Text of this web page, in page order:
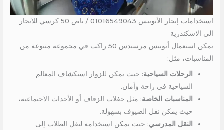
استخدامات إيجار الأتوبيس 01016549043 / باص 50 كرسي للايجار
الي الاسكندرية
يمكن استعمال أتوبيس مرسيدس 50 راكب في مجموعة متنوعة من
المناسبات، مثل:
الرحلات السياحية: حيث يمكن للزوار استكشاف المعالم
السياحية في راحة وأمان.
المناسبات الخاصة: مثل حفلات الزفاف أو الأحداث الاجتماعية،
حيث يمكن نقل الضيوف بسهولة.
النقل المدرسي: حيث يمكن استخدامه لنقل الطلاب إلى